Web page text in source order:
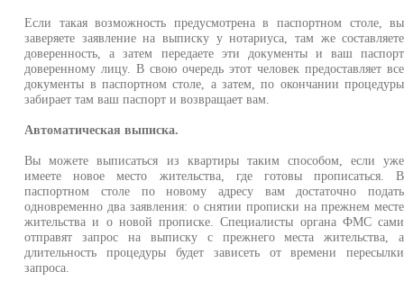
Если такая возможность предусмотрена в паспортном столе, вы
заверяете заявление на выписку у нотариуса, там же составляете
доверенность, а затем передаете эти документы и ваш паспорт
доверенному лицу. В свою очередь этот человек предоставляет все
документы в паспортном столе, а затем, по окончании процедуры
забирает там ваш паспорт и возвращает вам.
Автоматическая выписка.
Вы можете выписаться из квартиры таким способом, если уже
имеете новое место жительства, где готовы прописаться. В
паспортном столе по новому адресу вам достаточно подать
одновременно два заявления: о снятии прописки на прежнем месте
жительства и о новой прописке. Специалисты органа ФМС сами
отправят запрос на выписку с прежнего места жительства, а
длительность процедуры будет зависеть от времени пересылки
запроса.